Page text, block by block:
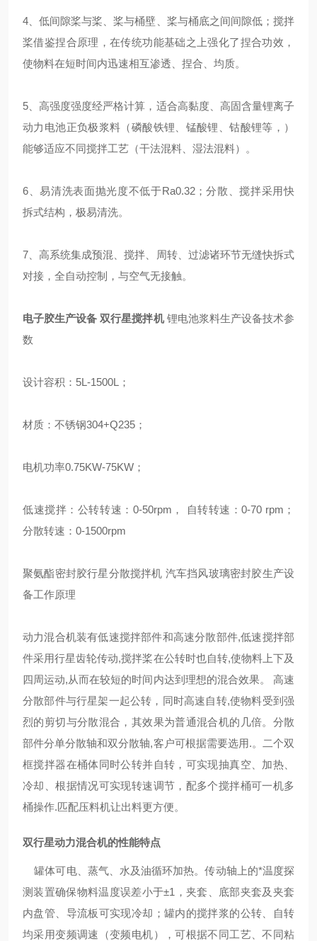
4、低间隙桨与桨、桨与桶壁、桨与桶底之间间隙低；搅拌
桨借鉴捏合原理，在传统功能基础之上强化了捏合功效，
使物料在短时间内迅速相互渗透、捏合、均质。
5、高强度强度经严格计算，适合高黏度、高固含量锂离子
动力电池正负极浆料（磷酸铁锂、锰酸锂、钴酸锂等，）
能够适应不同搅拌工艺（干法混料、湿法混料）。
6、易清洗表面抛光度不低于Ra0.32；分散、搅拌采用快
拆式结构，极易清洗。
7、高系统集成预混、搅拌、周转、过滤诸环节无缝快拆式
对接，全自动控制，与空气无接触。
电子胶生产设备 双行星搅拌机锂电池浆料生产设备技术参
数
设计容积：5L-1500L；
材质：不锈钢304+Q235；
电机功率0.75KW-75KW；
低速搅拌：公转转速：0-50rpm， 自转转速：0-70 rpm；
分散转速：0-1500rpm
聚氨酯密封胶行星分散搅拌机 汽车挡风玻璃密封胶生产设
备工作原理
动力混合机装有低速搅拌部件和高速分散部件,低速搅拌部
件采用行星齿轮传动,搅拌桨在公转时也自转,使物料上下及
四周运动,从而在较短的时间内达到理想的混合效果。 高速
分散部件与行星架一起公转，同时高速自转,使物料受到强
烈的剪切与分散混合，其效果为普通混合机的几倍。分散
部件分单分散轴和双分散轴,客户可根据需要选用.。二个双
框搅拌器在桶体同时公转并自转，可实现抽真空、加热、
冷却、根据情况可实现转速调节，配多个搅拌桶可一机多
桶操作.匹配压料机让出料更方便。
双行星动力混合机的性能特点
罐体可电、蒸气、水及油循环加热。传动轴上的*温度探
测装置确保物料温度误差小于±1 ，夹套、底部夹套及夹套
内盘管、导流板可实现冷却；罐内的搅拌浆的公转、自转
均采用变频调速（变频电机），可根据不同工艺、不同粘